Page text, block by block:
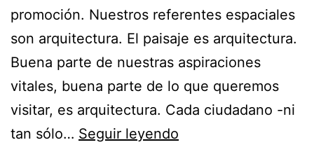
promoción. Nuestros referentes espaciales
son arquitectura. El paisaje es arquitectura.
Buena parte de nuestras aspiraciones
vitales, buena parte de lo que queremos
visitar, es arquitectura. Cada ciudadano -ni
tan sólo… Seguir leyendo